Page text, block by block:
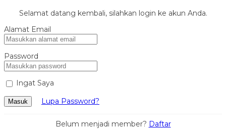
Selamat datang kembali, silahkan login ke akun Anda.
Alamat Email
Password
Ingat Saya
Masuk Lupa Password?
Belum menjadi member? Daftar